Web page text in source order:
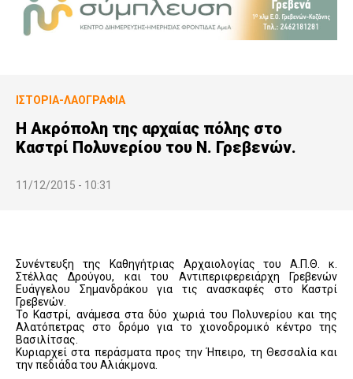
ΙΣΤΟΡΊΑ-ΛΑΟΓΡΑΦΊΑ
Η Ακρόπολη της αρχαίας πόλης στο
Καστρί Πολυνερίου του Ν. Γρεβενών.
11/12/2015 - 10:31
Συνέντευξη της Καθηγήτριας Αρχαιολογίας του Α.Π.Θ. κ.
Στέλλας Δρούγου, και του Αντιπεριφερειάρχη Γρεβενών
Ευάγγελου Σημανδράκου για τις ανασκαφές στο Καστρί
Γρεβενών.
Το Καστρί, ανάμεσα στα δύο χωριά του Πολυνερίου και της
Αλατόπετρας στο δρόμο για το χιονοδρομικό κέντρο της
Βασιλίτσας.
Κυριαρχεί στα περάσματα προς την Ήπειρο, τη Θεσσαλία και
την πεδιάδα του Αλιάκμονα.